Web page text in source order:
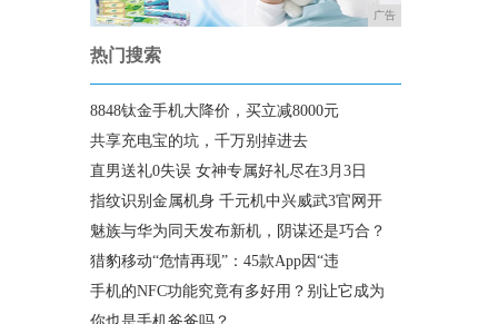
广告
热门搜索
8848钛金手机大降价，买立减8000元
共享充电宝的坑，千万别掉进去
直男送礼0失误 女神专属好礼尽在3月3日
指纹识别金属机身 千元机中兴威武3官网开
魅族与华为同天发布新机，阴谋还是巧合？
猎豹移动“危情再现”：45款App因“违
手机的NFC功能究竟有多好用？别让它成为